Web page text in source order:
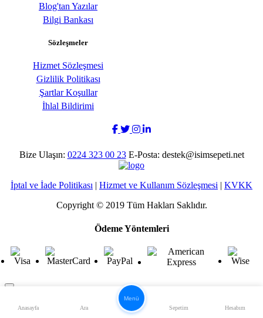
Blog'tan Yazılar
Bilgi Bankası
Sözleşmeler
Hizmet Sözleşmesi
Gizlilik Politikası
Şartlar Koşullar
İhlal Bildirimi
Bize Ulaşın: 0224 323 00 23 E-Posta: destek@isimsepeti.net
İptal ve İade Politikası | Hizmet ve Kullanım Sözleşmesi | KVKK
Copyright © 2019 Tüm Hakları Saklıdır.
Ödeme Yöntemleri
Anasayfa Ara
Menü
Sepetim
Hesabım